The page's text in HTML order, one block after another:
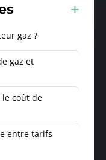
gaz ?
gaz et
coût de
entre tarifs